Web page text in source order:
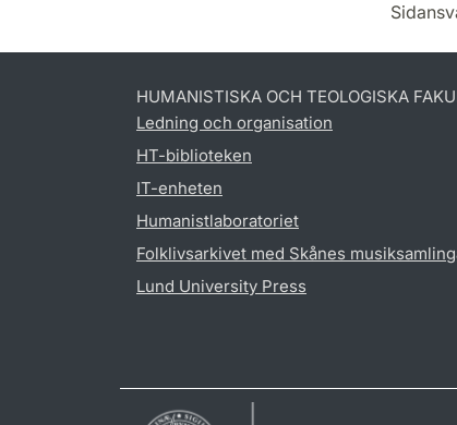
HUMANISTISKA OCH TEOLOGISKA
Ledning och organisation
HT-biblioteken
IT-enheten
Humanistlaboratoriet
Folklivsarkivet med Skånes
Lund University Press